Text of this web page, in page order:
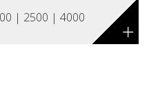
| 2500 | 4000 +